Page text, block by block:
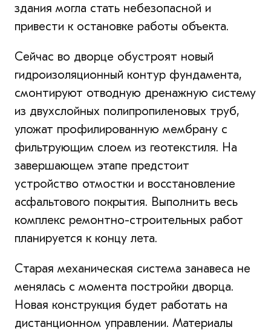
здания могла стать небезопасной и
привести к остановке работы объекта.
Сейчас во дворце обустроят новый
гидроизоляционный контур фундамента,
смонтируют отводную дренажную систему
из двухслойных полипропиленовых труб,
уложат профилированную мембрану с
фильтрующим слоем из геотекстиля. На
завершающем этапе предстоит
устройство отмостки и восстановление
асфальтового покрытия. Выполнить весь
комплекс ремонтно-строительных работ
планируется к концу лета.
Старая механическая система занавеса не
менялась с момента постройки дворца.
Новая конструкция будет работать на
дистанционном управлении. Материалы